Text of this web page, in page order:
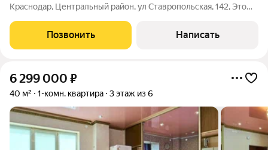
Краснодар, Центральный район, ул Ставропольская, 142, Это
квартира находится в 10 минутах ходьбы от КУБГУ, 15 минут
езды от Мединститута, а
Позвонить Написать
6 299 000 ₽
40 м² 1-комн. квартира 3 этаж из 6